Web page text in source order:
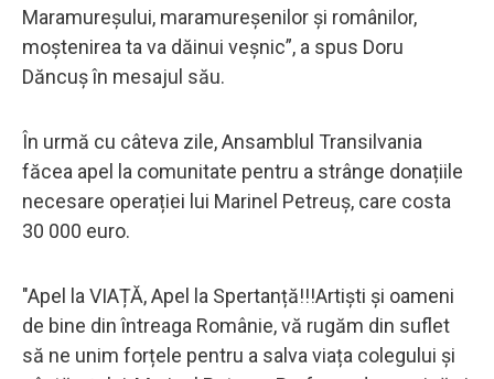
Maramureșului, maramureșenilor și românilor,
moștenirea ta va dăinui veșnic”, a spus Doru
Dăncuș în mesajul său.
În urmă cu câteva zile, Ansamblul Transilvania
făcea apel la comunitate pentru a strânge donațiile
necesare operației lui Marinel Petreuș, care costa
30 000 euro.
"Apel la VIAȚĂ, Apel la Spertanță!!!Artiști și oameni
de bine din întreaga Românie, vă rugăm din suflet
să ne unim forțele pentru a salva viața colegului și